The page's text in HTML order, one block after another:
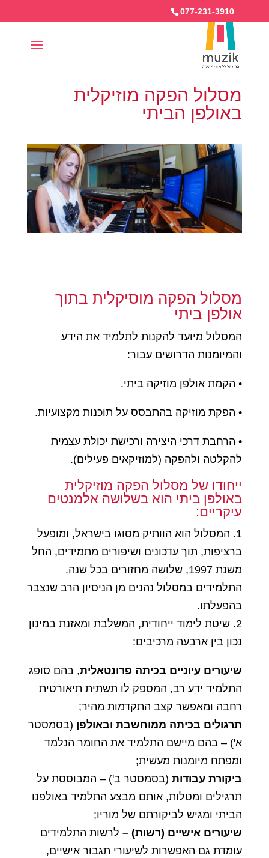
077-231-3910
מסלול הפקה מוזיקלית
באולפן הביתי
מסלול הפקה מוסיקלית בתוך
אולפן ביתי
המסלול מיועד להקנות לתלמיד את הידע
והמיומנות הדרושים עבור:
• הקמת אולפן מוזיקה ביתי.
• הפקת מוזיקה בהתבסס על תוכנות מקצועיות.
• הרחבת דרכי היצירה ורכישת יכולת עצמית
להקלטה ולהפקה (למוזיקאים פעילים).
ייחודו של מסלול הפקה מוזיקלית
באולפן ביתי הוא בשלושה אלמנטים
עיקריים:
1. המסלול הוא הוותיק מסוגו בישראל, ומופעל
ברציפות, תוך עדכונים ושיפורים מתמידים, החל
משנת 1997, שלושה מחזורים בכל שנה.
התלמידים במסלול נהנים מן הניסיון הרב שנצבר
בהפעלתו.
2. שיטת לימוד ייחודית, המשלבת ומאזנת במינון
נכון בין ארבעה מרכיבים:
שיעורים עיוניים בכיתה פרונטאלית, בהם סופג
התלמיד ידע רב, המספק לו תשתית תיאורטית
רחבה ומאפשר קצב התקדמות מהיר;
תרגולים בכיתה ממוחשבת ובאולפן (בסמסטר
א') – בהם מיישם התלמיד את החומר הנלמד
ומפתח מיומנות מעשית;
ביקורת עבודות (בסמסטר ב') – המבוססת על
תרגילים ומטלות, אותם מבצע התלמיד באולפנו
הביתי ומגיש לביקורתם של מוריו;
שיעורים אישיים (רשות) – לרשות התלמידים
עומדת גם האפשרות לשיעורי תגבור אישיים,